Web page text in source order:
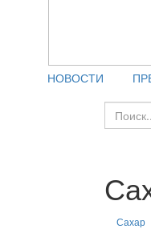
НОВОСТИ
Сахар